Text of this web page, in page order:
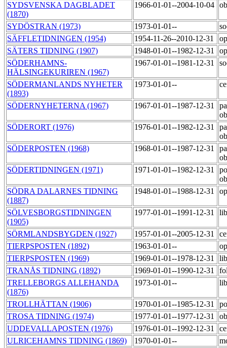
SYDSVENSKA DAGBLADET
(1870)
1966-01-01--2004-10-04
SYDÖSTRAN (1973) 1973-01-01--
SÄFFLETIDNINGEN (1954)
1954-11-26--2010-12-31
SÄTERS TIDNING (1907)
1948-01-01--1982-12-31
SÖDERHAMNS-
HÄLSINGEKURIREN (1967)
1967-01-01--1981-12-31
SÖDERMANLANDS NYHETER
(1893)
1973-01-01--
SÖDERNYHETERNA (1967) 1967-01-01--1987-12-31
SÖDERORT (1976)
1976-01-01--1982-12-31
SÖDERPOSTEN (1968)
1968-01-01--1987-12-31
SÖDERTIDNINGEN (1971)
1971-01-01--1982-12-31
SÖDRA DALARNES TIDNING
(1887)
1948-01-01--1988-12-31
SÖLVESBORGSTIDNINGEN
(1905)
1977-01-01--1991-12-31
SÖRMLANDSBYGDEN (1927) 1957-01-01--2005-12-31
TIERPSPOSTEN (1892)
1963-01-01--
TIERPSPOSTEN (1969)
1969-01-01--1978-12-31
TRANÅS TIDNING (1892)
1969-01-01--1990-12-31
TRELLEBORGS ALLEHANDA
(1876)
1973-01-01--
TROLLHÄTTAN (1906) 1970-01-01--1985-12-31
TROSA TIDNING (1974)
1977-01-01--1977-12-31
UDDEVALLAPOSTEN (1976)
1976-01-01--1992-12-31
ULRICEHAMNS TIDNING (1869)
1970-01-01--